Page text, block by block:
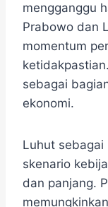
mengganggu
Prabowo dan
momentum
sebagai
ekonomi.
Luhut sebagai
skenario
dan panjang.